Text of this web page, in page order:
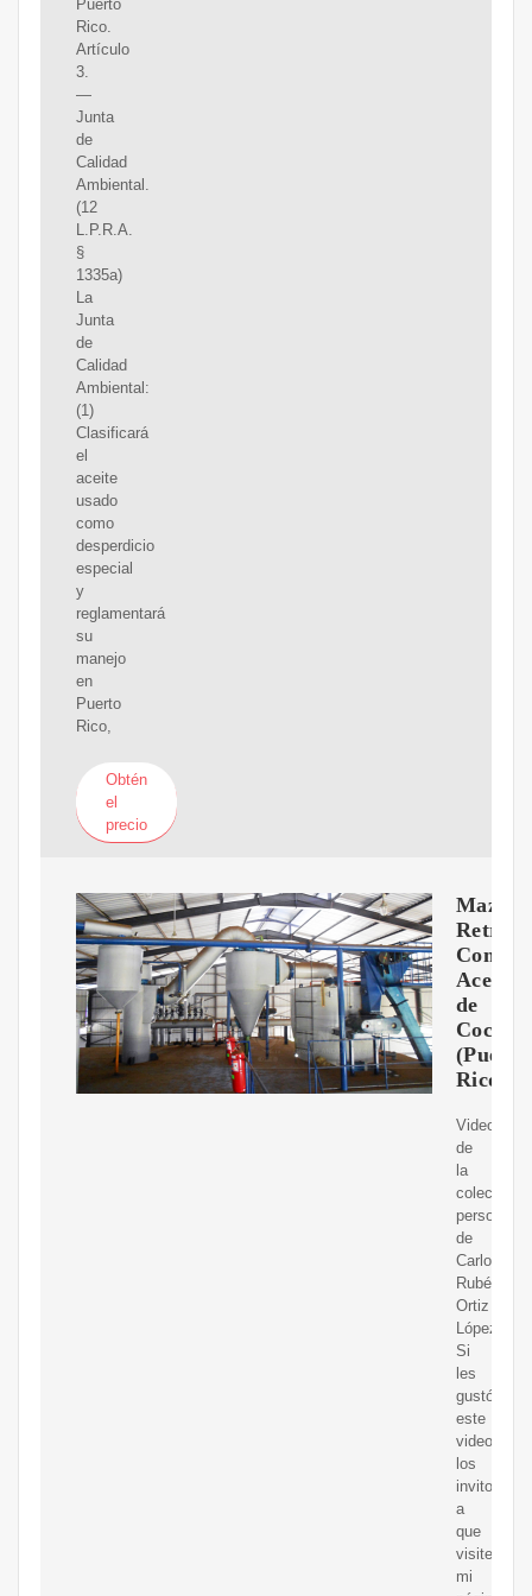
Puerto
Rico.
Artículo
3.
—
Junta
de
Calidad
Ambiental.
(12
L.P.R.A.
§
1335a)
La
Junta
de
Calidad
Ambiental:
(1)
Clasificará
el
aceite
usado
como
desperdicio
especial
y
reglamentará
su
manejo
en
Puerto
Rico,
Obtén
el
precio
Retro
Aceite
de
(Puerto
Rico)
Video
de
la
colección
personal
de
Carlos
Rubén
Ortiz
López.
Si
les
gustó
este
video,
los
invito
a
que
visiten
mi